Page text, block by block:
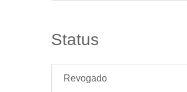
Status
Revogado